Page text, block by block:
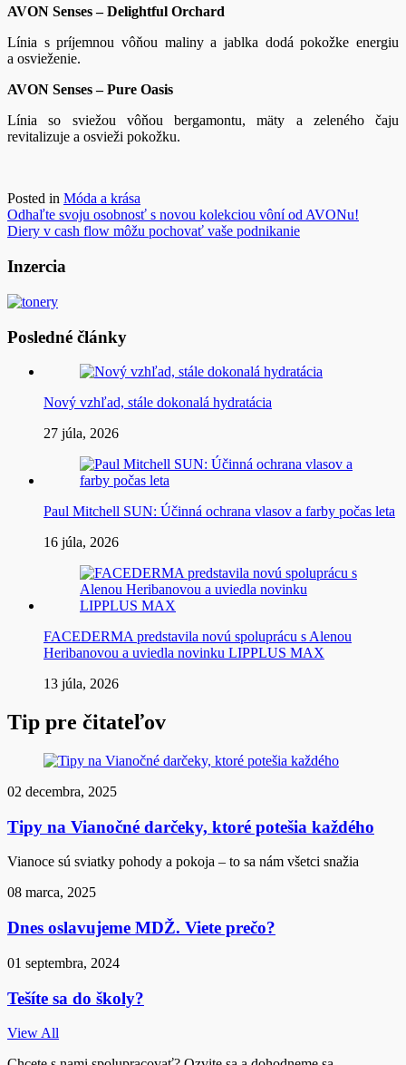
AVON Senses – Delightful Orchard
Línia s príjemnou vôňou maliny a jablka dodá pokožke energiu
a osvieženie.
AVON Senses – Pure Oasis
Línia so sviežou vôňou bergamontu, mäty a zeleného čaju
revitalizuje a osvieži pokožku.
Posted in Móda a krása
Navigácia
v
článku
Odhaľte svoju osobnosť s novou kolekciou vôní od AVONu!
Diery v cash flow môžu pochovať vaše podnikanie
Inzercia
Posledné články
Nový vzhľad, stále dokonalá hydratácia
27 júla, 2026
Paul Mitchell SUN: Účinná ochrana vlasov a farby počas leta
16 júla, 2026
FACEDERMA predstavila novú spoluprácu s Alenou
Heribanovou a uviedla novinku LIPPLUS MAX
13 júla, 2026
Tip pre čitateľov
02 decembra, 2025
Tipy na Vianočné darčeky, ktoré potešia každého
Vianoce sú sviatky pohody a pokoja – to sa nám všetci snažia
08 marca, 2025
Dnes oslavujeme MDŽ. Viete prečo?
01 septembra, 2024
Tešíte sa do školy?
View All